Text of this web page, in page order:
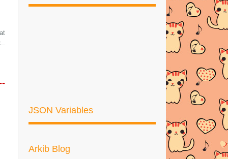
JSON Variables
Arkib Blog